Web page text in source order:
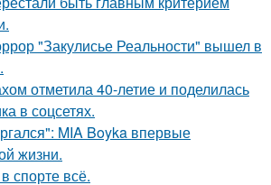
"Закулисье Реальности" вышел в
отметила 40-летие и поделилась
в соцсетях.
MIA Boyka впервые
жизни.
спорте всё.